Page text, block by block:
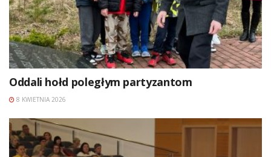
Oddali hołd poległym partyzantom
8 KWIETNIA 2026